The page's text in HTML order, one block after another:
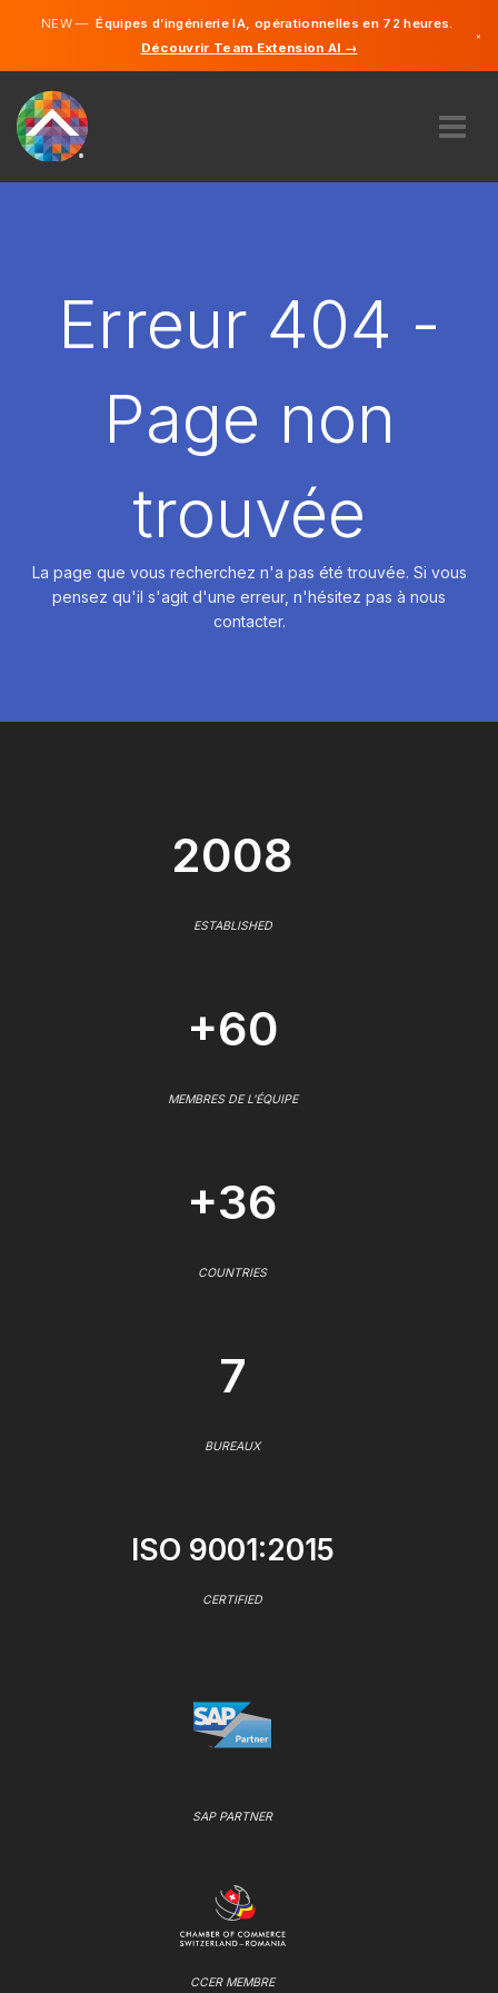
NEW —Équipes d’ingénierie IA, opérationnelles en 72 heures.
Découvrir Team Extension AI →
×
DÉMARRER
Erreur 404 -
Page non
trouvée
La page que vous recherchez n'a pas été trouvée. Si vous
pensez qu'il s'agit d'une erreur, n'hésitez pas à nous
contacter.
2008
ESTABLISHED
+60
MEMBRES DE L'ÉQUIPE
+36
COUNTRIES
7
BUREAUX
ISO 9001:2015
CERTIFIED
SAP PARTNER
CCER MEMBRE